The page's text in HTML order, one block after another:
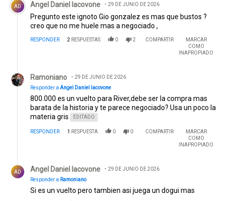
AD Angel Daniel Iacovone 29 DE JUNIO DE 2026
Pregunto este ignoto Gio gonzalez es mas que bustos ?
creo que no me huele mas a negociado ,
RESPONDER 2 RESPUESTAS 0 2 COMPARTIR
MARCAR
COMO
INAPROPIADO
Ramoniano
29 DE JUNIO DE 2026
Responder a Angel Daniel Iacovone
800.000 es un vuelto para River,debe ser la compra mas
barata de la historia y te parece negociado? Usa un poco la
materia gris
EDITADO
RESPONDER 1 RESPUESTA 0 0 COMPARTIR
MARCAR
COMO
INAPROPIADO
AD Angel Daniel Iacovone
29 DE JUNIO DE 2026
Responder a Ramoniano
Si es un vuelto pero tambien asi juega un dogui mas